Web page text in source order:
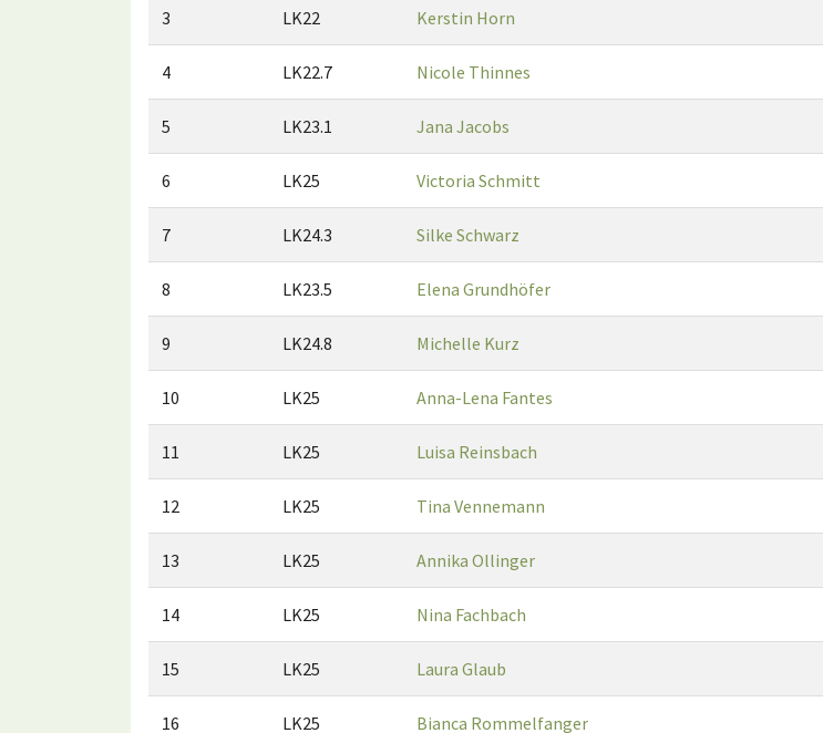
3 LK22 Kerstin Horn
4 LK22.7 Nicole Thinnes
5 LK23.1 Jana Jacobs
6 LK25 Victoria Schmitt
7 LK24.3 Silke Schwarz
8 LK23.5 Elena Grundhöfer
9 LK24.8 Michelle Kurz
10 LK25 Anna-Lena Fantes
11 LK25 Luisa Reinsbach
12 LK25 Tina Vennemann
13 LK25 Annika Ollinger
14 LK25 Nina Fachbach
15 LK25 Laura Glaub
16 LK25 Bianca Rommelfanger